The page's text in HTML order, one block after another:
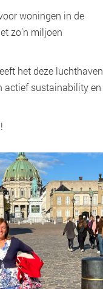
woningen in de
zo’n miljoen
het deze luchthaven
actief sustainability en